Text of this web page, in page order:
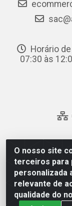
O nosso site
terceiros para
personalizada
relevante de
qualidade do
Horário
07:30 às
Abreu & Silva -
Olho